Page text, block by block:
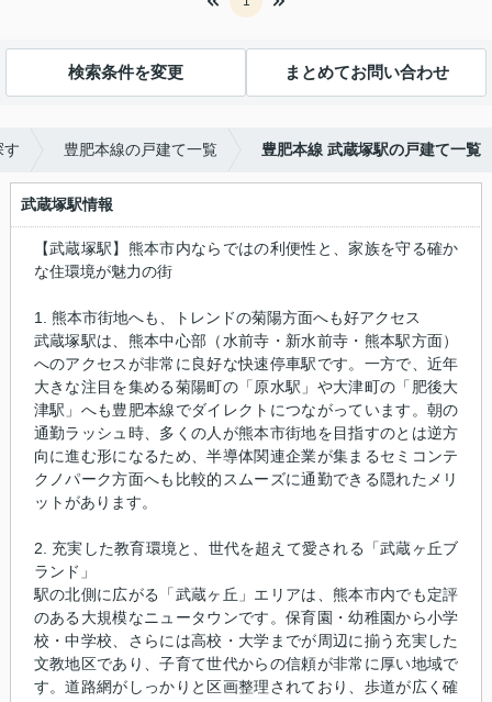
検索条件を変更 まとめてお問い合わせ
す 豊肥本線の戸建て一覧 豊肥本線 武蔵塚駅の戸建て一覧
武蔵塚駅情報
【武蔵塚駅】熊本市内ならではの利便性と、家族を守る確か
な住環境が魅力の街
1. 熊本市街地へも、トレンドの菊陽方面へも好アクセス
武蔵塚駅は、熊本中心部（水前寺・新水前寺・熊本駅方面）
へのアクセスが非常に良好な快速停車駅です。一方で、近年
大きな注目を集める菊陽町の「原水駅」や大津町の「肥後大
津駅」へも豊肥本線でダイレクトにつながっています。朝の
通勤ラッシュ時、多くの人が熊本市街地を目指すのとは逆方
向に進む形になるため、半導体関連企業が集まるセミコンテ
クノパーク方面へも比較的スムーズに通勤できる隠れたメリ
ットがあります。
2. 充実した教育環境と、世代を超えて愛される「武蔵ヶ丘ブ
ランド」
駅の北側に広がる「武蔵ヶ丘」エリアは、熊本市内でも定評
のある大規模なニュータウンです。保育園・幼稚園から小学
校・中学校、さらには高校・大学までが周辺に揃う充実した
文教地区であり、子育て世代からの信頼が非常に厚い地域で
す。道路網がしっかりと区画整理されており、歩道が広く確